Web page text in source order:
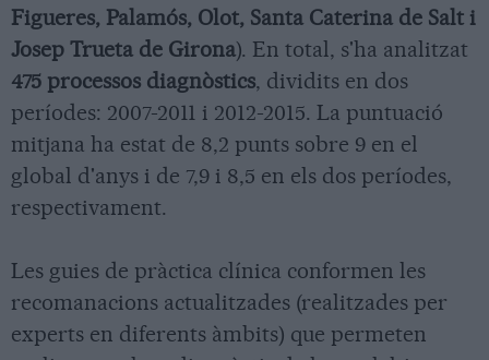
Figueres, Palamós, Olot, Santa Caterina de Salt i
Josep Trueta de Girona). En total, s'ha analitzat
475 processos diagnòstics, dividits en dos
períodes: 2007-2011 i 2012-2015. La puntuació
mitjana ha estat de 8,2 punts sobre 9 en el
global d'anys i de 7,9 i 8,5 en els dos períodes,
respectivament.
Les guies de pràctica clínica conformen les
recomanacions actualitzades (realitzades per
experts en diferents àmbits) que permeten